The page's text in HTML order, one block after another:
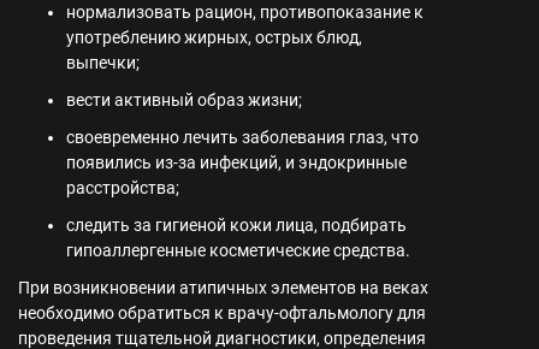
нормализовать рацион, противопоказание к
употреблению жирных, острых блюд,
выпечки;
вести активный образ жизни;
своевременно лечить заболевания глаз, что
появились из-за инфекций, и эндокринные
расстройства;
следить за гигиеной кожи лица, подбирать
гипоаллергенные косметические средства.
При возникновении атипичных элементов на веках
необходимо обратиться к врачу-офтальмологу для
проведения тщательной диагностики, определения